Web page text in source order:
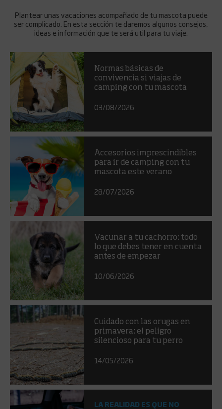
Plantear unas vacaciones acompañado de tu mascota puede
ser complicado. En esta sección te daremos algunos consejos,
ideas e información que te será util para tu viaje.
Normas básicas de
convivencia si viajas de
camping con tu mascota
03/08/2026
Accesorios imprescindibles
para ir de camping con tu
mascota este verano
28/07/2026
Vacunar a tu cachorro: todo
lo que debes tener en cuenta
antes de empezar
10/06/2026
Cuidado con las orugas en
primavera: el peligro
silencioso para tu perro
14/05/2026
LA REALIDAD ES QUE NO